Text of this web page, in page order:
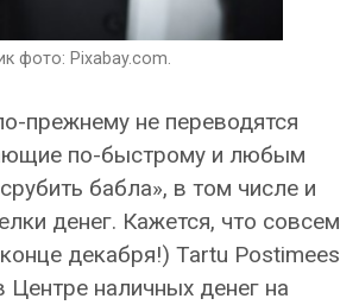
фото: Pixabay.com.
прежнему не переводятся
по-быстрому и любым
бабла», в том числе и
денег. Кажется, что совсем
декабря!) Tartu Postimees
Центре наличных денег на